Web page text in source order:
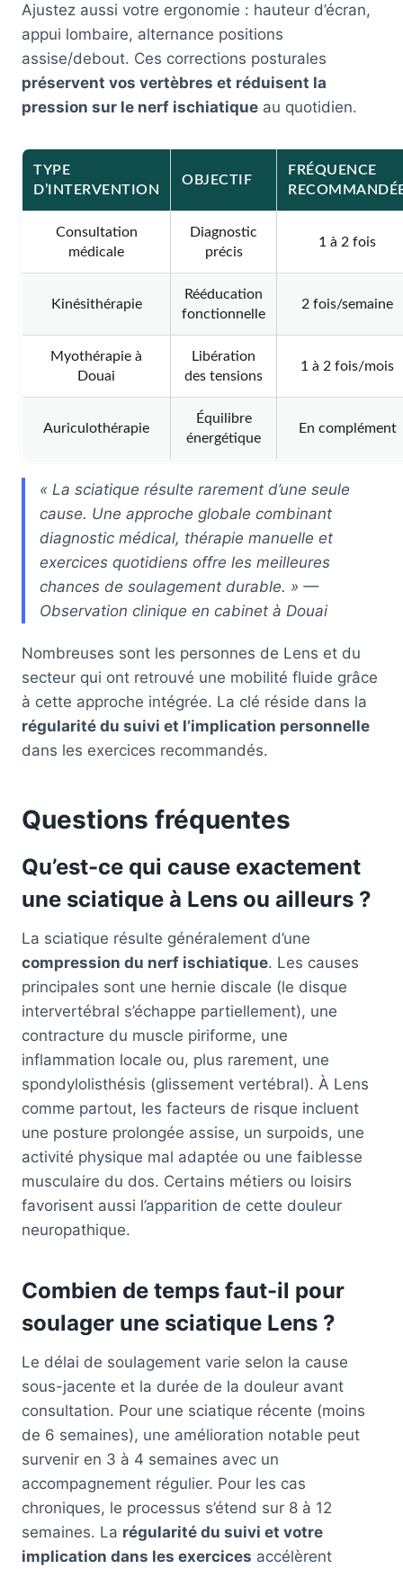
Ajustez aussi votre ergonomie : hauteur d’écran,
appui lombaire, alternance positions
assise/debout. Ces corrections posturales
préservent vos vertèbres et réduisent la
pression sur le nerf ischiatique au quotidien.
TYPE
D’INTERVENTION
OBJECTIF
FRÉQUENCE
Consultation
médicale
Diagnostic
précis
1 à 2 fois
Kinésithérapie
Rééducation
fonctionnelle
2 fois/semaine
Myothérapie à
Douai
Libération
des tensions
1 à 2 fois/mois
Auriculothérapie
Équilibre
énergétique
En complément
« La sciatique résulte rarement d’une seule
cause. Une approche globale combinant
diagnostic médical, thérapie manuelle et
exercices quotidiens offre les meilleures
chances de soulagement durable. » —
Observation clinique en cabinet à Douai
Nombreuses sont les personnes de Lens et du
secteur qui ont retrouvé une mobilité fluide grâce
à cette approche intégrée. La clé réside dans la
régularité du suivi et l’implication personnelle
dans les exercices recommandés.
Questions fréquentes
Qu’est-ce qui cause exactement
une sciatique à Lens ou ailleurs ?
La sciatique résulte généralement d’une
compression du nerf ischiatique. Les causes
principales sont une hernie discale (le disque
intervertébral s’échappe partiellement), une
contracture du muscle piriforme, une
inflammation locale ou, plus rarement, une
spondylolisthésis (glissement vertébral). À Lens
comme partout, les facteurs de risque incluent
une posture prolongée assise, un surpoids, une
activité physique mal adaptée ou une faiblesse
musculaire du dos. Certains métiers ou loisirs
favorisent aussi l’apparition de cette douleur
neuropathique.
Combien de temps faut-il pour
soulager une sciatique Lens ?
Le délai de soulagement varie selon la cause
sous-jacente et la durée de la douleur avant
consultation. Pour une sciatique récente (moins
de 6 semaines), une amélioration notable peut
survenir en 3 à 4 semaines avec un
accompagnement régulier. Pour les cas
chroniques, le processus s’étend sur 8 à 12
semaines. La régularité du suivi et votre
implication dans les exercices accélèrent